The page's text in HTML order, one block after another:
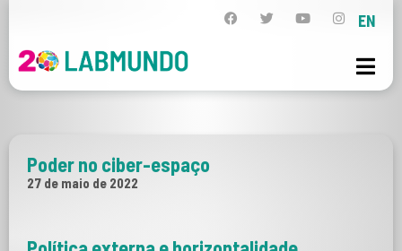
EN
Poder no ciber-espaço
27 de maio de 2022